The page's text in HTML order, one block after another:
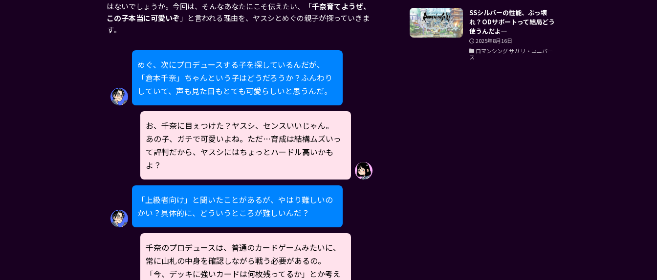
はないでしょうか。今回は、そんなあなたにこそ伝えたい、「千奈育てようぜ、
この子本当に可愛いぞ 」と言われる理由を、ヤスシとめぐの親子が探っていきま
す。
めぐ、次にプロデュースする子を探しているんだが、
「倉本千奈」ちゃんという子はどうだろうか？ふんわり
していて、声も見た目もとても可愛らしいと思うんだ。
お、千奈に目ぇつけた？ヤスシ、センスいいじゃん。
あの子、ガチで可愛いよね。ただ…育成は結構ムズいっ
て評判だから、ヤスシにはちょっとハードル高いかも
よ？
「上級者向け」と聞いたことがあるが、やはり難しいの
かい？具体的に、どういうところが難しいんだ？
千奈のプロデュースは、普通のカードゲームみたいに、
常に山札の中身を確認しながら戦う必要があるの。
「今、デッキに強いカードは何枚残ってるか」とか考え
SSシルバーの性能、ぶっ壊
れ？ODサポートって結局どう
使うんだよ…
2025年8月16日
ロマンシング サガ リ・ユニバー
ス